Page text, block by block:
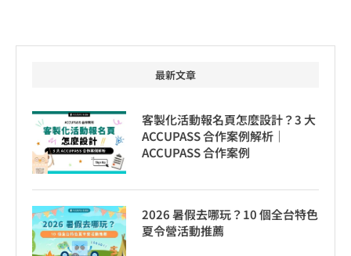
最新文章
客製化活動報名頁怎麼設計？3 大
ACCUPASS 合作案例解析｜
ACCUPASS 合作案例
2026 暑假去哪玩？10 個全台特色
夏令營活動推薦